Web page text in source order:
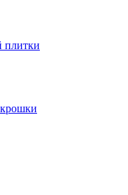
плитки